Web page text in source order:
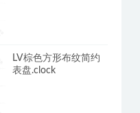
LV棕色方形布纹简约
表盘.clock